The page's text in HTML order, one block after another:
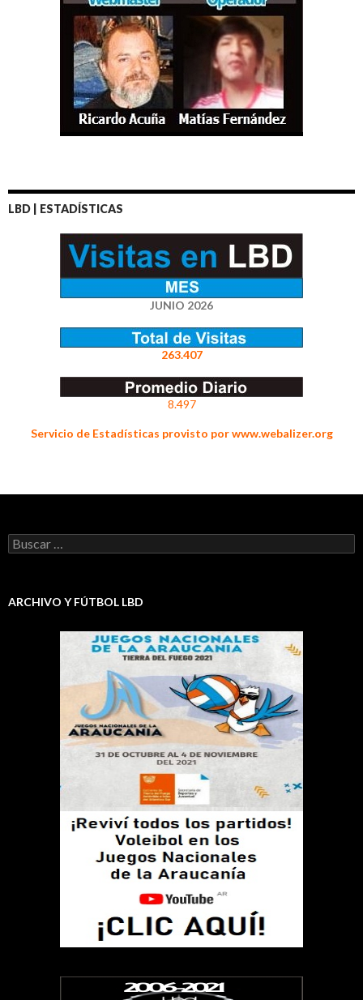
LBD | ESTADÍSTICAS
JUNIO 2026
263.407
8.497
Servicio de Estadísticas provisto por www.webalizer.org
Buscar:
ARCHIVO Y FÚTBOL LBD